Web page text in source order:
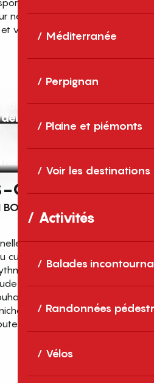
Méditerranée
Perpignan
Plaine et piémonts
Voir les destinations
Activités
Balades
Randonnées
Vélos
ne rien manquer de
villages.
demain et après-
demain
ORIENTALES
TOUTE L’ANNÉE
concerts, expositions,
les Pyrénées-
de grands temps forts
d’événements de
vivre les
des sorties près de
les infos dans notre
et sorties
famille
Pyrénées-Orientales
villages de
espaces naturels, les